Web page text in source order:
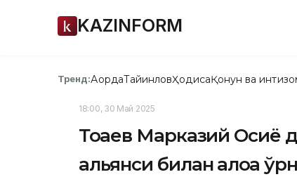
KAZINFORM
Тренд:АқордаТайинловҲодисаҚонун ва
18:00, 30 Май 2025
Тоқаев Марказий Осиё
альянси билан алоқа